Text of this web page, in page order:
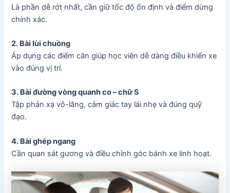
Là phần dễ rớt nhất, cần giữ tốc độ ổn định và điểm dừng
chính xác.
2. Bài lùi chuồng
Áp dụng các điểm căn giúp học viên dễ dàng điều khiển xe
vào đúng vị trí.
3. Bài đường vòng quanh co – chữ S
Tập phản xạ vô-lăng, cảm giác tay lái nhẹ và đúng quỹ
đạo.
4. Bài ghép ngang
Cần quan sát gương và điều chỉnh góc bánh xe linh hoạt.